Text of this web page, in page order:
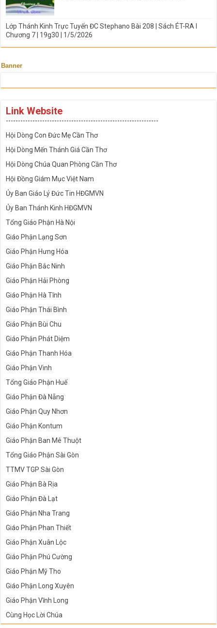
Lớp Thánh Kinh Trực Tuyến ĐC Stephano Bài 208 | Sách ÉT-RA I
Chương 7 | 19g30 | 1/5/2026
Banner
Link Website
---------------------------------------------------------------
Hội Dòng Con Đức Mẹ Cần Thơ
Hội Dòng Mến Thánh Giá Cần Thơ
Hội Dòng Chúa Quan Phòng Cần Thơ
Hội Đồng Giám Mục Việt Nam
Ủy Ban Giáo Lý Đức Tin HĐGMVN
Ủy Ban Thánh Kinh HĐGMVN
Tổng Giáo Phận Hà Nội
Giáo Phận Lạng Sơn
Giáo Phận Hưng Hóa
Giáo Phận Bắc Ninh
Giáo Phận Hải Phòng
Giáo Phận Hà Tĩnh
Giáo Phận Thái Bình
Giáo Phận Bùi Chu
Giáo Phận Phát Diệm
Giáo Phận Thanh Hóa
Giáo Phận Vinh
Tổng Giáo Phận Huế
Giáo Phận Đà Nẵng
Giáo Phận Quy Nhơn
Giáo Phận Kontum
Giáo Phận Ban Mê Thuột
Tổng Giáo Phận Sài Gòn
TTMV TGP Sài Gòn
Giáo Phận Bà Rịa
Giáo Phận Đà Lạt
Giáo Phận Nha Trang
Giáo Phận Phan Thiết
Giáo Phận Xuân Lộc
Giáo Phận Phú Cường
Giáo Phận Mỹ Tho
Giáo Phận Long Xuyên
Giáo Phận Vĩnh Long
Cùng Học Lời Chúa